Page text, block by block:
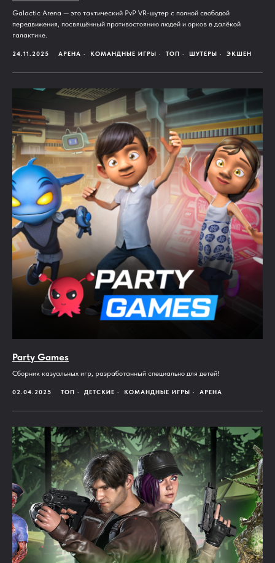
Galactic Arena — это тактический PvP VR-шутер с полной свободой
передвижения, посвящённый противостоянию людей и орков в далёкой
галактике.
24.11.2025 АРЕНА КОМАНДНЫЕ ИГРЫ ТОП ШУТЕРЫ ЭКШЕН
Party Games
Сборник казуальных игр, разработанный специально для детей!
02.04.2025 ТОП ДЕТСКИЕ КОМАНДНЫЕ ИГРЫ АРЕНА